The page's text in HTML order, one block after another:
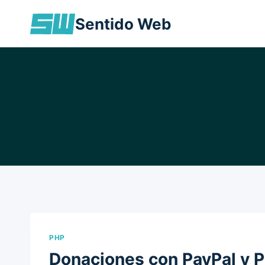
Sentido Web
PHP
Donaciones con PayPal y